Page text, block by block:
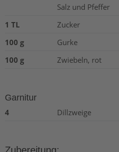
Salz und Pfeffer
1 TL
Zucker
100 g
Gurke
100 g
Zwiebeln, rot
Garnitur
4
Dillzweige